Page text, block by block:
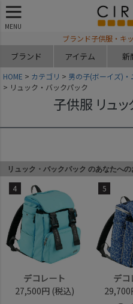
MENU
ブランド子供服・キ
ブランド アイテム 新
HOME カテゴリ 男の子(ボーイズ)・
リュック・バックパック
子供服 リュッ
リュック・バックパック のあなたへ
4
デコレート
27,500円 (税込)
5
デコ
29,700